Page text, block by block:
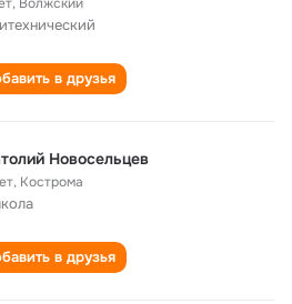
в друзья
Новосельцев
, Кострома
в друзья